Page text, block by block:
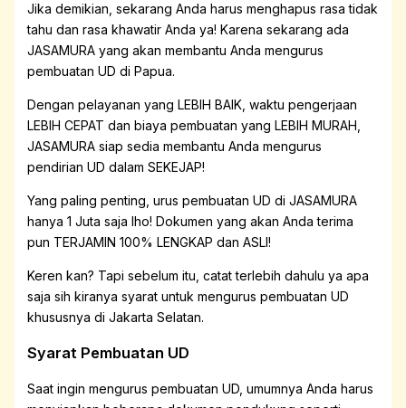
Jika demikian, sekarang Anda harus menghapus rasa tidak
tahu dan rasa khawatir Anda ya! Karena sekarang ada
JASAMURA yang akan membantu Anda mengurus
pembuatan UD di Papua.
Dengan pelayanan yang LEBIH BAIK, waktu pengerjaan
LEBIH CEPAT dan biaya pembuatan yang LEBIH MURAH,
JASAMURA siap sedia membantu Anda mengurus
pendirian UD dalam SEKEJAP!
Yang paling penting, urus pembuatan UD di JASAMURA
hanya 1 Juta saja lho! Dokumen yang akan Anda terima
pun TERJAMIN 100% LENGKAP dan ASLI!
Keren kan? Tapi sebelum itu, catat terlebih dahulu ya apa
saja sih kiranya syarat untuk mengurus pembuatan UD
khususnya di Jakarta Selatan.
Syarat Pembuatan UD
Saat ingin mengurus pembuatan UD, umumnya Anda harus